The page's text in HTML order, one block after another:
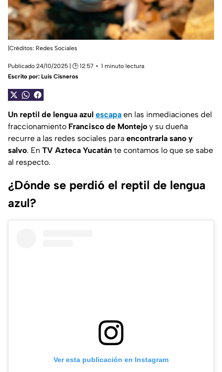
|Créditos: Redes Sociales
Publicado 24/10/2025 | 🕑 12:57
1 minuto lectura
Escrito por: Luis Cisneros
Un reptil de lengua azul escapa en las inmediaciones del
fraccionamiento Francisco de Montejo y su dueña
recurre a las redes sociales para encontrarla sano y
salvo. En TV Azteca Yucatán te contamos lo que se sabe
al respecto.
¿Dónde se perdió el reptil de lengua
azul?
Ver esta publicación en Instagram